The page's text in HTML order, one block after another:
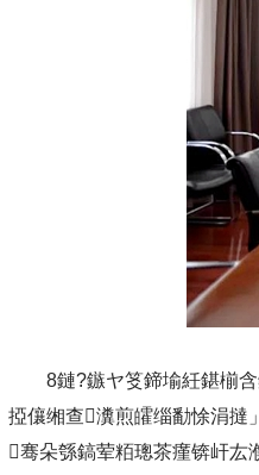
8鏈?鏃ヤ笅鍗堬紝鍖椾
掗儴缃查瀵煎皬缁勫悇涓撻
骞朵綔鎬荤粨璁茶瘽锛屽